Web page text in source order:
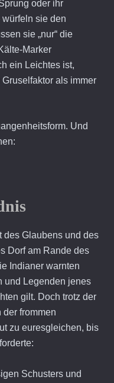
oder ihr
sie den
sie „nur“ die
Marker
ein Leichtes ist,
als immer
Und
des Glaubens und des
Dorf am Rande des
Indianer warnten
und Legenden jenes
gilt. Doch trotz der
der frommen
zu euresgleichen, bis
Schusters und